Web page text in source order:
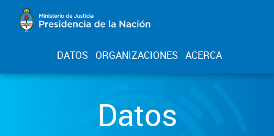
DATOS ORGANIZACIONES ACERCA
Datos